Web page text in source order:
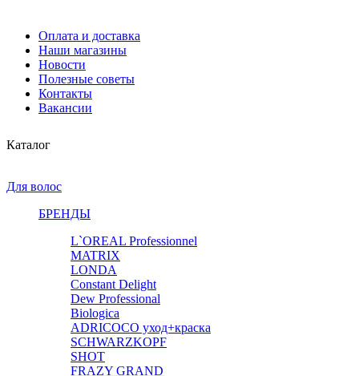
Оплата и доставка
Наши магазины
Новости
Полезные советы
Контакты
Вакансии
Каталог
Для волос
БРЕНДЫ
L`OREAL Professionnel
MATRIX
LONDA
Constant Delight
Dew Professional
Biologica
ADRICOCO уход+краска
SCHWARZKOPF
SHOT
FRAZY GRAND